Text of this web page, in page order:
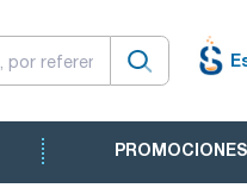
PROMOCIONES